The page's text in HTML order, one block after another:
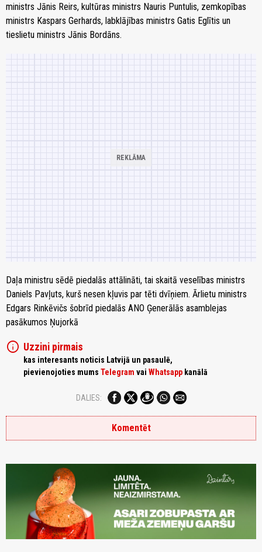
ministrs Jānis Reirs, kultūras ministrs Nauris Puntulis, zemkopības
ministrs Kaspars Gerhards, labklājības ministrs Gatis Eglītis un
tieslietu ministrs Jānis Bordāns.
Daļa ministru sēdē piedalās attālināti, tai skaitā veselības ministrs
Daniels Pavļuts, kurš nesen kļuvis par tēti dvīņiem. Ārlietu ministrs
Edgars Rinkēvičs šobrīd piedalās ANO Ģenerālās asamblejas
pasākumos Ņujorkā
info Uzzini pirmais
kas interesants noticis Latvijā un pasaulē,
pievienojoties mums Telegram vai Whatsapp kanālā
DALIES:
Komentēt